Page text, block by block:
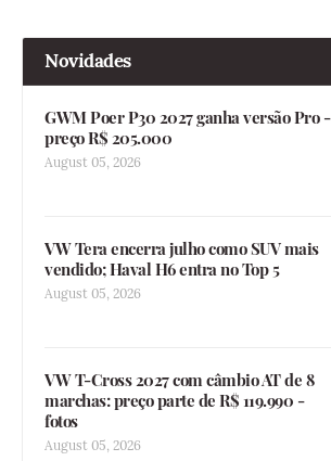
Novidades
GWM Poer P30 2027 ganha versão Pro -
preço R$ 205.000
August 05, 2026
VW Tera encerra julho como SUV mais
vendido; Haval H6 entra no Top 5
August 05, 2026
VW T-Cross 2027 com câmbio AT de 8
marchas: preço parte de R$ 119.990 -
fotos
August 05, 2026